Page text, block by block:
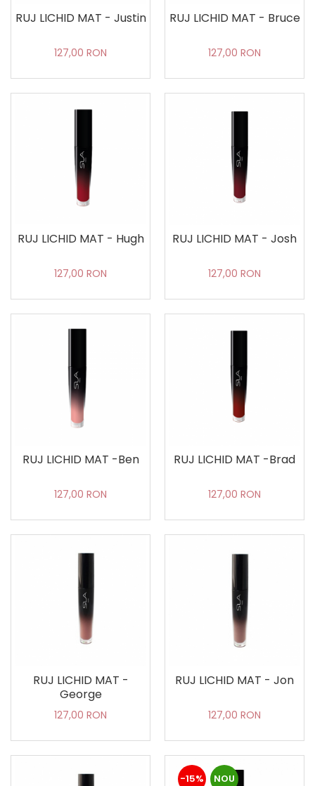
RUJ LICHID MAT - Justin
127,00 RON
RUJ LICHID MAT - Bruce
127,00 RON
RUJ LICHID MAT - Hugh
127,00 RON
RUJ LICHID MAT - Josh
127,00 RON
RUJ LICHID MAT -Ben
127,00 RON
RUJ LICHID MAT -Brad
127,00 RON
RUJ LICHID MAT -
George
127,00 RON
RUJ LICHID MAT - Jon
127,00 RON
-15% NOU